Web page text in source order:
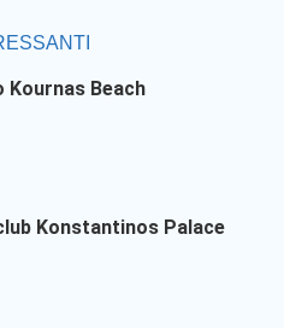
Kournas Beach
Konstantinos Palace